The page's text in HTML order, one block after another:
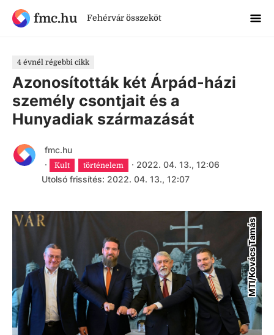
fmc.hu Fehérvár összeköt
4 évnél régebbi cikk
Azonosították két Árpád-házi
személy csontjait és a
Hunyadiak származását
fmc.hu
·
Kult történelem · 2022. 04. 13., 12:06
Utolsó frissítés: 2022. 04. 13., 12:07
MTI/Kovács Tamás